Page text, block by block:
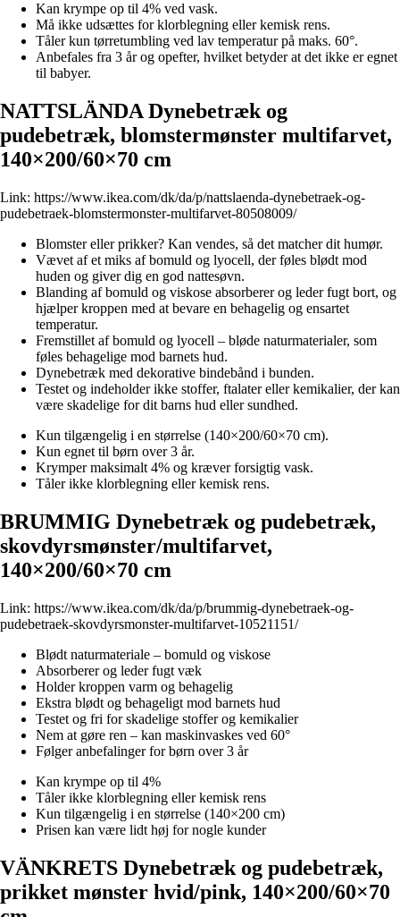
Kan krympe op til 4% ved vask.
Må ikke udsættes for klorblegning eller kemisk rens.
Tåler kun tørretumbling ved lav temperatur på maks. 60°.
Anbefales fra 3 år og opefter, hvilket betyder at det ikke er egnet
til babyer.
NATTSLÄNDA Dynebetræk og
pudebetræk, blomstermønster multifarvet,
140×200/60×70 cm
Link: https://www.ikea.com/dk/da/p/nattslaenda-dynebetraek-og-
pudebetraek-blomstermonster-multifarvet-80508009/
Blomster eller prikker? Kan vendes, så det matcher dit humør.
Vævet af et miks af bomuld og lyocell, der føles blødt mod
huden og giver dig en god nattesøvn.
Blanding af bomuld og viskose absorberer og leder fugt bort, og
hjælper kroppen med at bevare en behagelig og ensartet
temperatur.
Fremstillet af bomuld og lyocell – bløde naturmaterialer, som
føles behagelige mod barnets hud.
Dynebetræk med dekorative bindebånd i bunden.
Testet og indeholder ikke stoffer, ftalater eller kemikalier, der kan
være skadelige for dit barns hud eller sundhed.
Kun tilgængelig i en størrelse (140×200/60×70 cm).
Kun egnet til børn over 3 år.
Krymper maksimalt 4% og kræver forsigtig vask.
Tåler ikke klorblegning eller kemisk rens.
BRUMMIG Dynebetræk og pudebetræk,
skovdyrsmønster/multifarvet,
140×200/60×70 cm
Link: https://www.ikea.com/dk/da/p/brummig-dynebetraek-og-
pudebetraek-skovdyrsmonster-multifarvet-10521151/
Blødt naturmateriale – bomuld og viskose
Absorberer og leder fugt væk
Holder kroppen varm og behagelig
Ekstra blødt og behageligt mod barnets hud
Testet og fri for skadelige stoffer og kemikalier
Nem at gøre ren – kan maskinvaskes ved 60°
Følger anbefalinger for børn over 3 år
Kan krympe op til 4%
Tåler ikke klorblegning eller kemisk rens
Kun tilgængelig i en størrelse (140×200 cm)
Prisen kan være lidt høj for nogle kunder
VÄNKRETS Dynebetræk og pudebetræk,
prikket mønster hvid/pink, 140×200/60×70